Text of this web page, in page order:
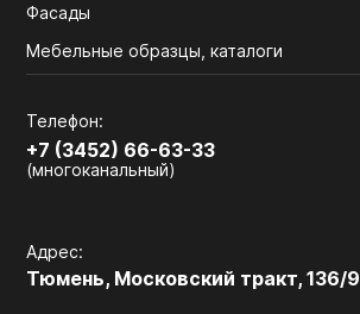
Фасады
Мебельные образцы, каталоги
Телефон:
+7 (3452) 66-63-33
(многоканальный)
Адрес:
Тюмень, Московский тракт, 136/9